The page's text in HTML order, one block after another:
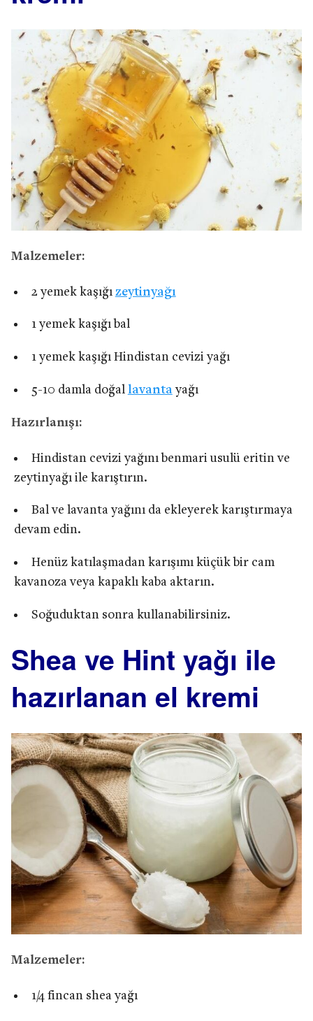
Malzemeler:
2 yemek kaşığı zeytinyağı
1 yemek kaşığı bal
1 yemek kaşığı Hindistan cevizi yağı
5-10 damla doğal lavantayağı
Hazırlanışı:
Hindistan cevizi yağını benmari usulü eritin ve
zeytinyağı ile karıştırın.
Bal ve lavanta yağını da ekleyerek karıştırmaya
devam edin.
Henüz katılaşmadan karışımı küçük bir cam
kavanoza veya kapaklı kaba aktarın.
Soğuduktan sonra kullanabilirsiniz.
Shea ve Hint yağı ile
hazırlanan el kremi
Malzemeler:
1/4 fincan shea yağı